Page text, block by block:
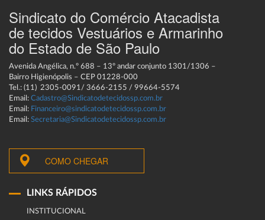
Sindicato do Comércio Atacadista
de tecidos Vestuários e Armarinho
do Estado de São Paulo
Avenida Angélica, n.º 688 – 13º andar conjunto 1301/1306 –
Bairro Higienópolis – CEP 01228-000
Tel.: (11) 2305-0091/ 3666-2155 / 99664-5574
Email: Cadastro@Sindicatodetecidossp.com.br
Email: Financeiro@sindicatodetecidossp.com.br
Email: Secretaria@Sindicatodetecidossp.com.br
COMO CHEGAR
LINKS RÁPIDOS
INSTITUCIONAL